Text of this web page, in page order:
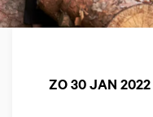
ZO 30 JAN 2022